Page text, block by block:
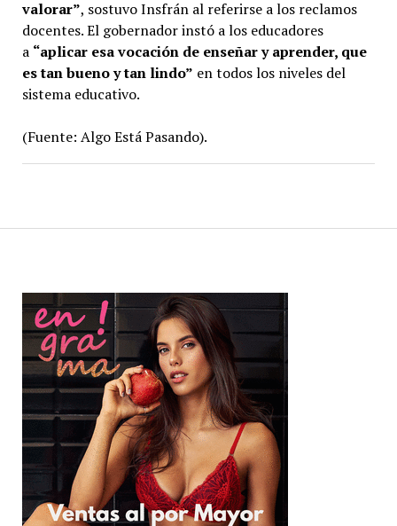
valorar”, sostuvo Insfrán al referirse a los reclamos
docentes. El gobernador instó a los educadores
a “aplicar esa vocación de enseñar y aprender, que
es tan bueno y tan lindo” en todos los niveles del
sistema educativo.
(Fuente: Algo Está Pasando).